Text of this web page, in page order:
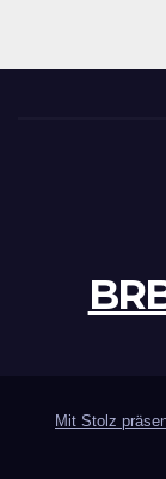
Mit Stolz